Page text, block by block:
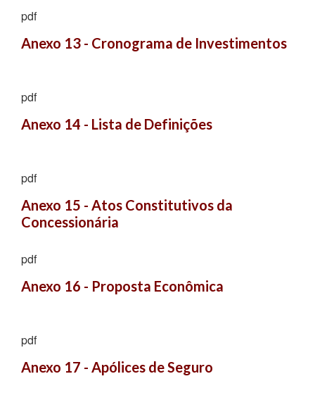
pdf
Anexo 13 - Cronograma de Investimentos
pdf
Anexo 14 - Lista de Definições
pdf
Anexo 15 - Atos Constitutivos da
Concessionária
pdf
Anexo 16 - Proposta Econômica
pdf
Anexo 17 - Apólices de Seguro